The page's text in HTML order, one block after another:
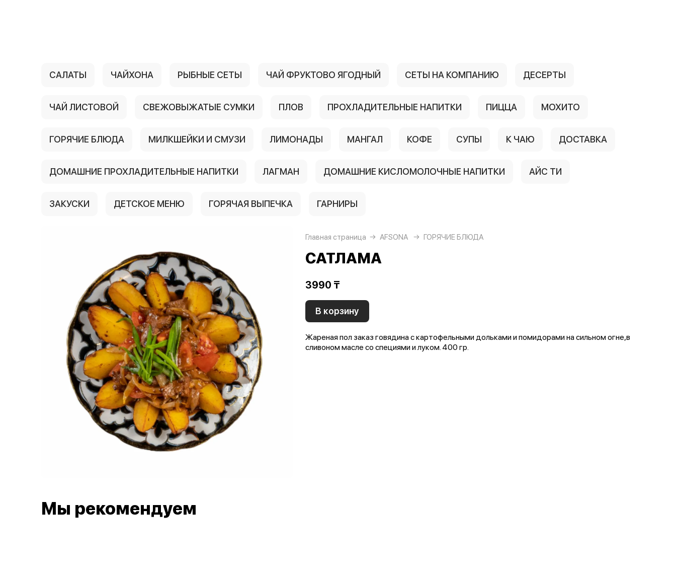
САЛАТЫ ЧАЙХОНА РЫБНЫЕ СЕТЫ ЧАЙ ФРУКТОВО ЯГОДНЫЙ СЕТЫ НА КОМПАНИЮ ДЕСЕРТЫ
ЧАЙ ЛИСТОВОЙ СВЕЖОВЫЖАТЫЕ СУМКИ ПЛОВ ПРОХЛАДИТЕЛЬНЫЕ НАПИТКИ ПИЦЦА МОХИТО
ГОРЯЧИЕ БЛЮДА МИЛКШЕЙКИ И СМУЗИ ЛИМОНАДЫ МАНГАЛ КОФЕ СУПЫ К ЧАЮ ДОСТАВКА
ДОМАШНИЕ ПРОХЛАДИТЕЛЬНЫЕ НАПИТКИ ЛАГМАН ДОМАШНИЕ КИСЛОМОЛОЧНЫЕ НАПИТКИ АЙС ТИ
ЗАКУСКИ ДЕТСКОЕ МЕНЮ ГОРЯЧАЯ ВЫПЕЧКА ГАРНИРЫ
Главная страница AFSONA ГОРЯЧИЕ БЛЮДА
САТЛАМА
3990 ₸
В корзину
Жареная пол заказ говядина с картофельными дольками и помидорами на сильном огне,в
сливоном масле со специями и луком. 400 гр.
Мы рекомендуем